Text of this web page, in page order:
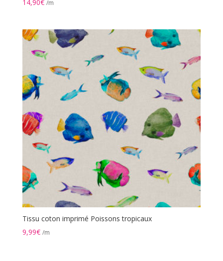
14,90€ /m
Tissu coton imprimé Poissons tropicaux
9,99€ /m